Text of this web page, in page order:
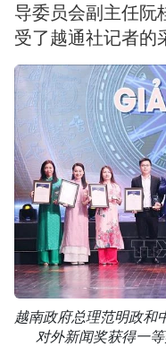
导委员会副主任阮
受了越通社记者的
越南政府总理范明政和
对外新闻奖获得一